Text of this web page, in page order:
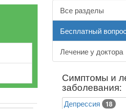
Все разделы
Бесплатный вопрос
Лечение у доктора
Симптомы и
заболевания:
Депрессия 18